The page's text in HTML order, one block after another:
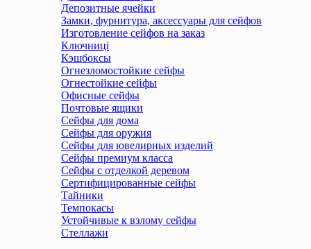
Депозитные ячейки
Замки, фурнитура, аксессуары для сейфов
Изготовление сейфов на заказ
Ключниці
Кэшбоксы
Огнезломостойкие сейфы
Огнестойкие сейфы
Офисные сейфы
Почтовые ящики
Сейфы для дома
Сейфы для оружия
Сейфы для ювелирных изделий
Сейфы премиум класса
Сейфы с отделкой деревом
Сертифицированные сейфы
Тайники
Темпокасы
Устойчивые к взлому сейфы
Стеллажи